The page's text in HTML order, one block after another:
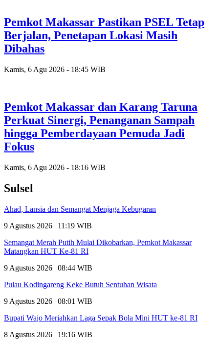
Pemkot Makassar Pastikan PSEL Tetap
Berjalan, Penetapan Lokasi Masih
Dibahas
Kamis, 6 Agu 2026 - 18:45 WIB
Pemkot Makassar dan Karang Taruna
Perkuat Sinergi, Penanganan Sampah
hingga Pemberdayaan Pemuda Jadi
Fokus
Kamis, 6 Agu 2026 - 18:16 WIB
Sulsel
Ahad, Lansia dan Semangat Menjaga Kebugaran
9 Agustus 2026 | 11:19 WIB
Semangat Merah Putih Mulai Dikobarkan, Pemkot Makassar
Matangkan HUT Ke-81 RI
9 Agustus 2026 | 08:44 WIB
Pulau Kodingareng Keke Butuh Sentuhan Wisata
9 Agustus 2026 | 08:01 WIB
Bupati Wajo Meriahkan Laga Sepak Bola Mini HUT ke-81 RI
8 Agustus 2026 | 19:16 WIB